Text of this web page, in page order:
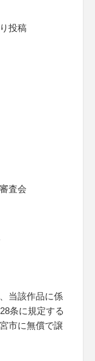
投稿
査会
当該作品に係
条に規定する
市に無償で譲